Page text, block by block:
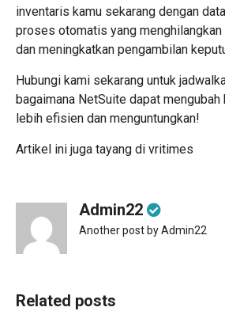
inventaris kamu sekarang dengan
proses otomatis yang menghilangkan
dan meningkatkan pengambilan
Hubungi kami sekarang untuk
bagaimana NetSuite dapat
lebih efisien dan menguntungkan!
Artikel ini juga tayang di vritimes
Admin22
Another post by Admin22
Related posts